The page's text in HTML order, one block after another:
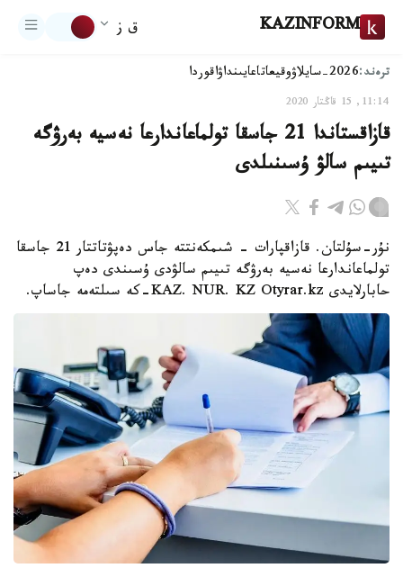
KAZINFORM ق ز
ترەند:2026-سايلاۋ وقيعاتاعايىنداۋاقوردا
11:14, 15 قاڭتار 2020
قازاقستاندا 21 جاسقا تولماعاندارعا نەسيە بەرۋگە
تىيىم سالۋ ۇسىنىلدى
نۇر-سۇلتان. قازاقپارات – شىمكەنتتە جاس دەپۋتاتتار 21 جاسقا
تولماعاندارعا نەسيە بەرۋگە تىيىم سالۋدى ۇسىندى دەپ
حابارلايدى KAZ. NUR. KZ Otyrar.kz-كە سىلتەمە جاساپ.